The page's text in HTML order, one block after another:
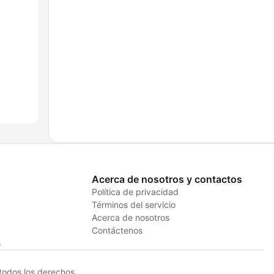
Acerca de nosotros y contactos
Política de privacidad
Términos del servicio
Acerca de nosotros
Contáctenos